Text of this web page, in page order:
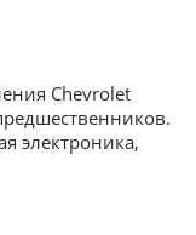
Chevrolet
электроника,